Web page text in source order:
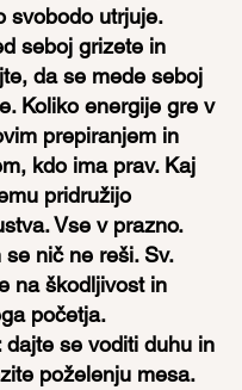
svobodo utrjuje.
seboj grizete in
da se mede seboj
Koliko energije gre v
prepiranjem in
kdo ima prav. Kaj
pridružijo
Vse v prazno.
nič ne reši. Sv.
na škodljivost in
početja.
dajte se voditi duhu in
poželenju mesa.